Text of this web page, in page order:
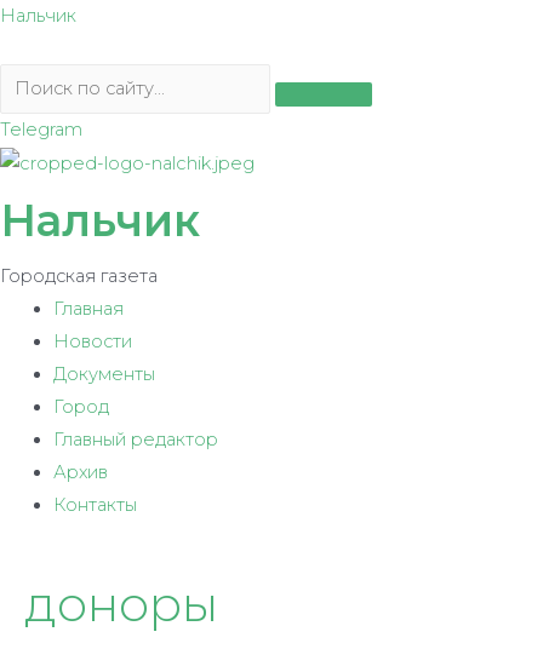
Перейти
содержимому
Нальчик
Telegram
Нальчик
Городская газета
Главная
Новости
Документы
Город
Главный редактор
Архив
Контакты
доноры